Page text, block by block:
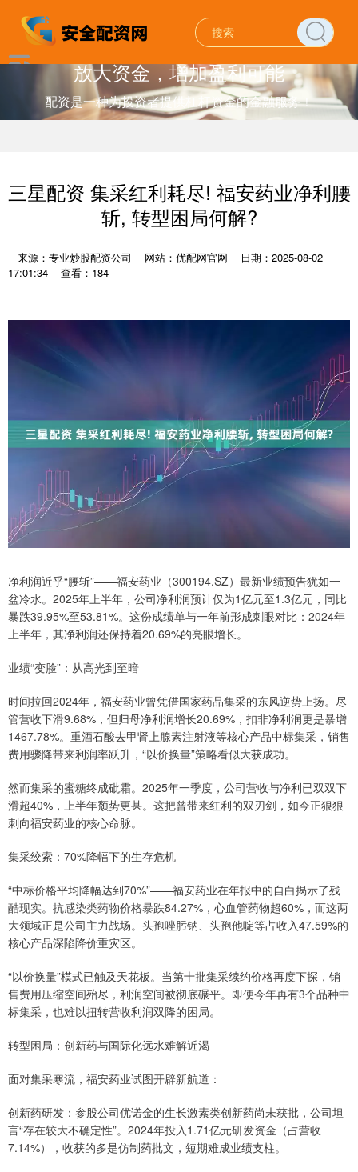
放大资金，增加盈利可能
配资是一种为投资者提供杠杆资金的金融服务！
三星配资 集采红利耗尽! 福安药业净利腰
斩, 转型困局何解?
来源：专业炒股配资公司 网站：优配网官网
日期：2025-08-02
17:01:34
查看：184
净利润近乎“腰斩”——福安药业（300194.SZ）最新业绩预告犹如一
盆冷水。2025年上半年，公司净利润预计仅为1亿元至1.3亿元，同比
暴跌39.95%至53.81%。这份成绩单与一年前形成刺眼对比：2024年
上半年，其净利润还保持着20.69%的亮眼增长。
业绩“变脸”：从高光到至暗
时间拉回2024年，福安药业曾凭借国家药品集采的东风逆势上扬。尽
管营收下滑9.68%，但归母净利润增长20.69%，扣非净利润更是暴增
1467.78%。重酒石酸去甲肾上腺素注射液等核心产品中标集采，销售
费用骤降带来利润率跃升，“以价换量”策略看似大获成功。
然而集采的蜜糖终成砒霜。2025年一季度，公司营收与净利已双双下
滑超40%，上半年颓势更甚。这把曾带来红利的双刃剑，如今正狠狠
刺向福安药业的核心命脉。
集采绞索：70%降幅下的生存危机
“中标价格平均降幅达到70%”——福安药业在年报中的自白揭示了残
酷现实。抗感染类药物价格暴跌84.27%，心血管药物超60%，而这两
大领域正是公司主力战场。头孢唑肟钠、头孢他啶等占收入47.59%的
核心产品深陷降价重灾区。
“以价换量”模式已触及天花板。当第十批集采续约价格再度下探，销
售费用压缩空间殆尽，利润空间被彻底碾平。即便今年再有3个品种中
标集采，也难以扭转营收利润双降的困局。
转型困局：创新药与国际化远水难解近渴
面对集采寒流，福安药业试图开辟新航道：
创新药研发：参股公司优诺金的生长激素类创新药尚未获批，公司坦
言“存在较大不确定性”。2024年投入1.71亿元研发资金（占营收
7.14%），收获的多是仿制药批文，短期难成业绩支柱。